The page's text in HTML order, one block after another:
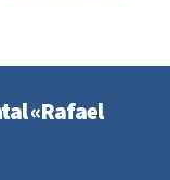
«Rafael